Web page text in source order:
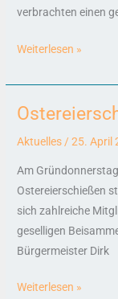
verbrachten einen
Weiterlesen »
Aktuelles /25. April
Am
Ostereierschießen
sich zahlreiche
geselligen
Bürgermeister Dirk
Ostereierschießen
Weiterlesen »